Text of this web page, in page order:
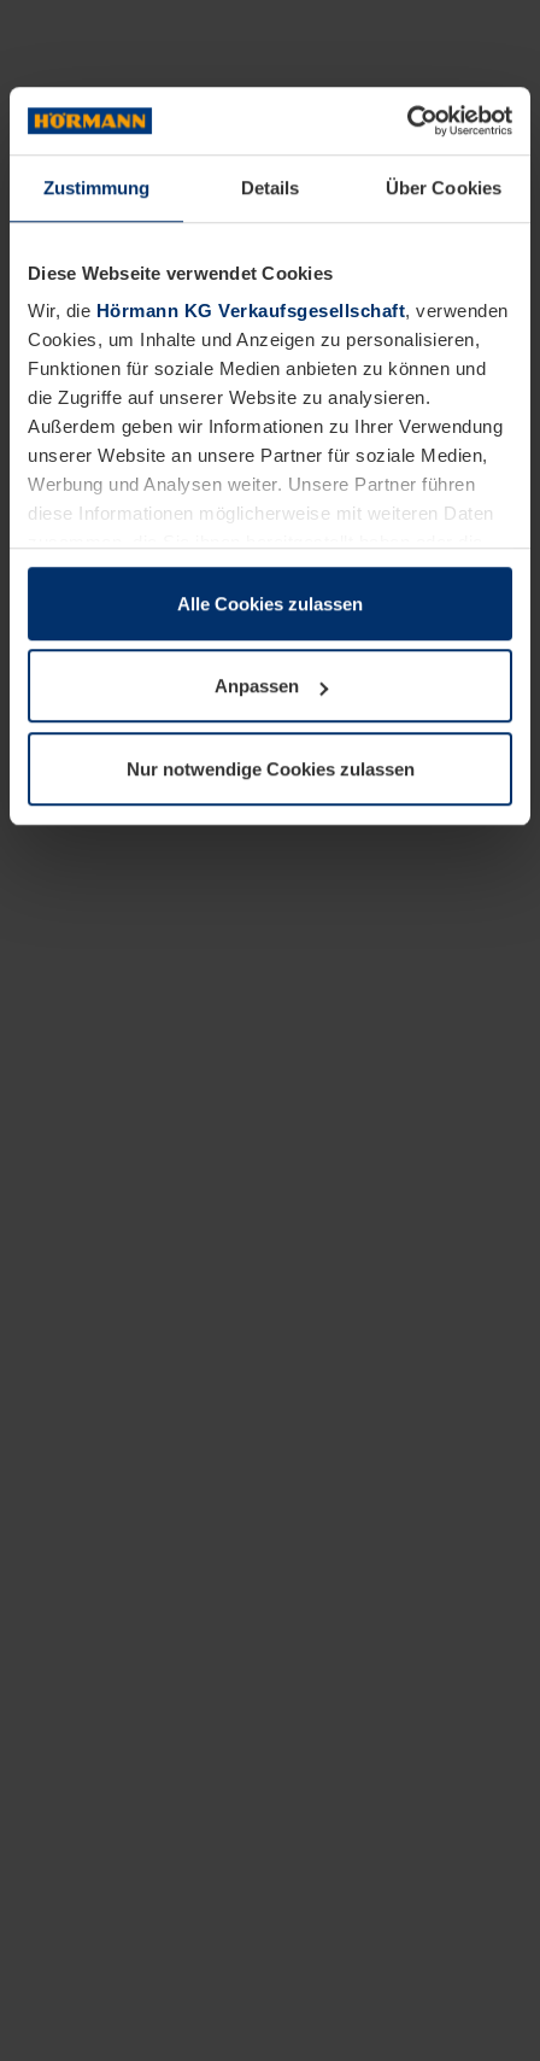
Zustimmung Details Über Cookies
Diese Webseite verwendet Cookies
Wir, die Hörmann KG Verkaufsgesellschaft, verwenden
Cookies, um Inhalte und Anzeigen zu personalisieren,
Funktionen für soziale Medien anbieten zu können und
die Zugriffe auf unserer Website zu analysieren.
Außerdem geben wir Informationen zu Ihrer Verwendung
unserer Website an unsere Partner für soziale Medien,
Werbung und Analysen weiter. Unsere Partner führen
diese Informationen möglicherweise mit weiteren Daten
sie im Rahmen Ihrer Nutzung der Dienste gesammelt
wenn diese für den Betrieb dieser Seite unbedingt
notwendig sind. Für alle anderen Cookie-Typen benötigen
wir Ihre Erlaubnis. Ihre Einwilligung können Sie jederzeit
Datenschutzerklärungunserer Website ändern oder
widerrufen.
Alle Cookies zulassen
Anpassen
Nur notwendige Cookies zulassen